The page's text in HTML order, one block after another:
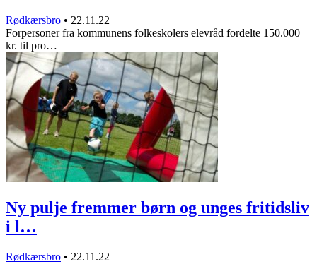
Rødkærsbro • 22.11.22
Forpersoner fra kommunens folkeskolers elevråd fordelte 150.000
kr. til pro…
Ny pulje fremmer børn og unges fritidsliv
i l…
Rødkærsbro • 22.11.22